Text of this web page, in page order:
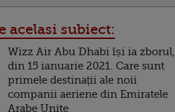
acelasi subiect:
Wizz Air Abu Dhabi își ia zborul,
din 15 ianuarie 2021. Care sunt
primele destinații ale noii
companii aeriene din Emiratele
Arabe Unite